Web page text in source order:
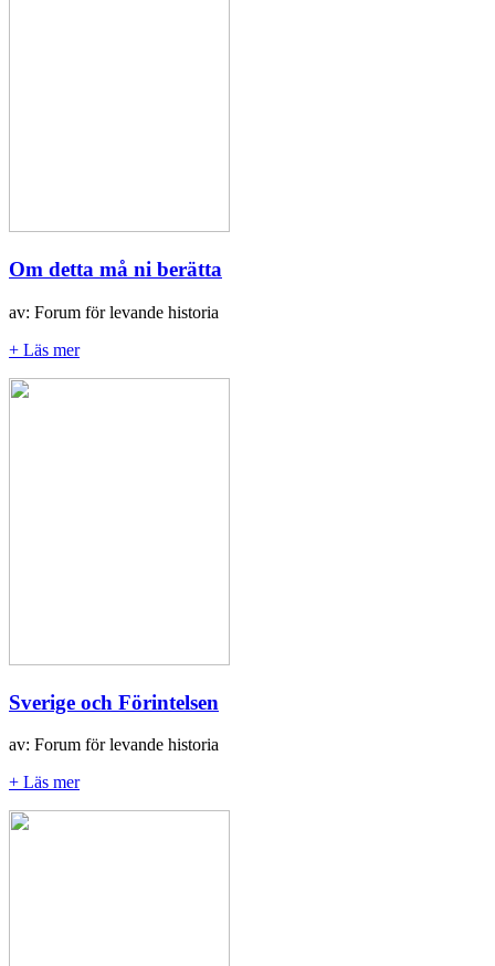
Om detta må ni berätta
av: Forum för levande historia
+ Läs mer
Sverige och Förintelsen
av: Forum för levande historia
+ Läs mer